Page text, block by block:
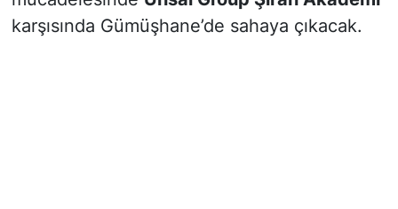
karşısında Gümüşhane’de sahaya çıkacak.